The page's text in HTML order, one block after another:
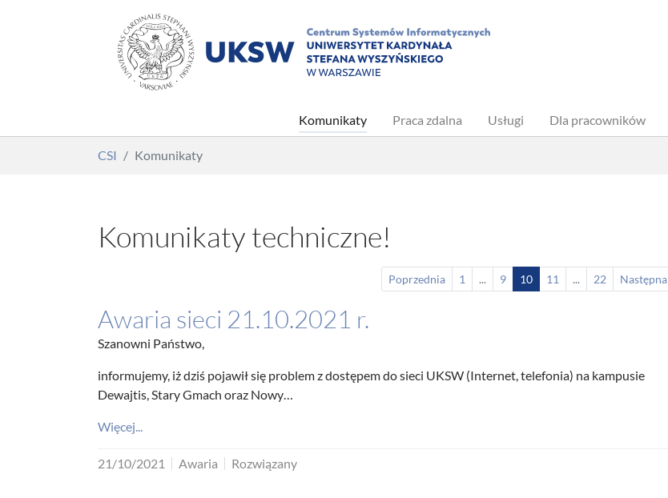
Komunikaty(current)Praca zdalna Usługi Dla pracowników
CSI Komunikaty
Komunikaty techniczne!
Poprzednia 1 ... 9 10 11 ... 22 Następna
Awaria sieci 21.10.2021 r.
Szanowni Państwo,
informujemy, iż dziś pojawił się problem z dostępem do sieci UKSW (Internet, telefonia) na kampusie
Dewajtis, Stary Gmach oraz Nowy…
Więcej...
21/10/2021 Awaria Rozwiązany